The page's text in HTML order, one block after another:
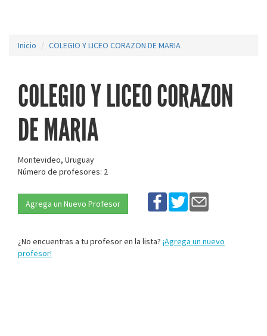
Inicio COLEGIO Y LICEO CORAZON DE MARIA
COLEGIO Y LICEO CORAZON
DE MARIA
Montevideo, Uruguay
Número de profesores: 2
Agrega un Nuevo Profesor
¿No encuentras a tu profesor en la lista? ¡Agrega un nuevo
profesor!